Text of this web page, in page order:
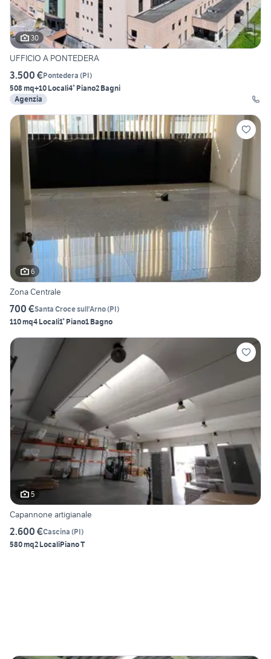
30
UFFICIO A PONTEDERA
3.500 €Pontedera (PI)
508 mq+10 Locali4° Piano2 Bagni
Agenzia
6
Zona Centrale
700 €Santa Croce sull'Arno(PI)
110 mq4 Locali1° Piano1 Bagno
5
Capannone artigianale
2.600 €Cascina (PI)
580 mq2 LocaliPiano T